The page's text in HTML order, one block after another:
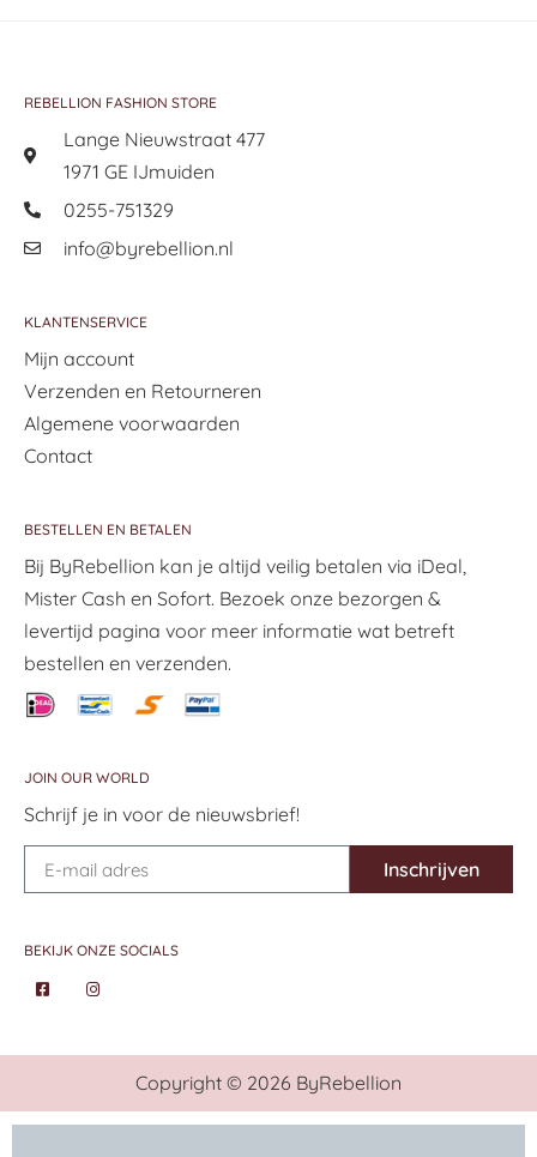
REBELLION FASHION STORE
Lange Nieuwstraat 477
1971 GE IJmuiden
0255-751329
info@byrebellion.nl
KLANTENSERVICE
Mijn account
Verzenden en Retourneren
Algemene voorwaarden
Contact
BESTELLEN EN BETALEN
Bij ByRebellion kan je altijd veilig betalen via iDeal,
Mister Cash en Sofort. Bezoek onze bezorgen &
levertijd pagina voor meer informatie wat betreft
bestellen en verzenden.
JOIN OUR WORLD
Schrijf je in voor de nieuwsbrief!
Inschrijven
BEKIJK ONZE SOCIALS
Copyright © 2026 ByRebellion